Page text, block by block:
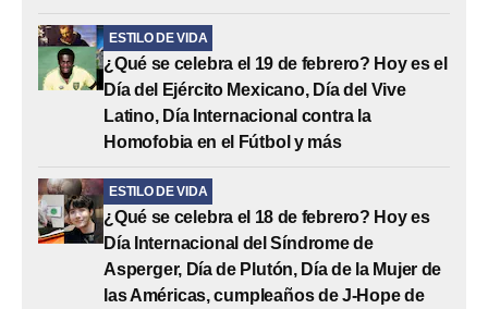
ESTILO DE VIDA
¿Qué se celebra el 19 de febrero? Hoy es el
Día del Ejército Mexicano, Día del Vive
Latino, Día Internacional contra la
Homofobia en el Fútbol y más
ESTILO DE VIDA
¿Qué se celebra el 18 de febrero? Hoy es
Día Internacional del Síndrome de
Asperger, Día de Plutón, Día de la Mujer de
las Américas, cumpleaños de J-Hope de